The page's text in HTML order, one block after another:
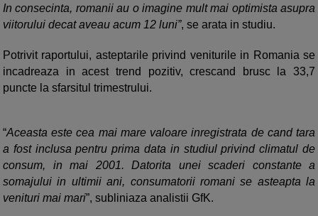
In consecinta, romanii au o imagine mult mai optimista asupra
viitorului decat aveau acum 12 luni”, se arata in studiu.
Potrivit raportului, asteptarile privind veniturile in Romania se
incadreaza in acest trend pozitiv, crescand brusc la 33,7
puncte la sfarsitul trimestrului.
“Aceasta este cea mai mare valoare inregistrata de cand tara
a fost inclusa pentru prima data in studiul privind climatul de
consum, in mai 2001. Datorita unei scaderi constante a
somajului in ultimii ani, consumatorii romani se asteapta la
venituri mai mari”, subliniaza analistii GfK.